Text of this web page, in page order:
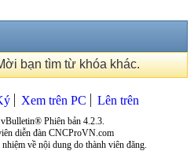
bạn tìm từ khóa khác.
Xem trên PC Lên trên
Phiên bản 4.2.3.
diễn đàn CNCProVN.com
về nội dung do thành viên đăng.